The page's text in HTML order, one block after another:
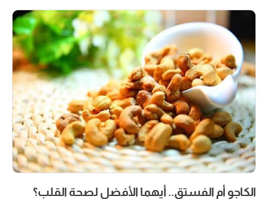
الكاجو أم الفستق.. أيهما الأفضل لصحة القلب؟